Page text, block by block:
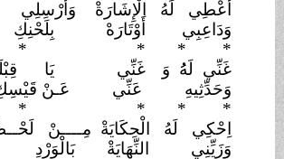
أَعْطِي لَهُ الْإِشَارَةْ
وَدَاعِبِي أَوْتَارَهْ
* * *
غَنِّي لَهُُ وَ
غَنِّي
وَحَدِّثِيهِ
عَنِّي
* * *
اِحْكِي لَهُ الْحِكَايَةْ
وَزَيِّنِي
النِّهَايَةْ
وَأَرْسِلِي
بِلَحْنِكِ
*
يَا
عَـنْ قَيْسِكِ
*
مِــــنْ لَحْــظَةِ
بَالْوَرْدِ